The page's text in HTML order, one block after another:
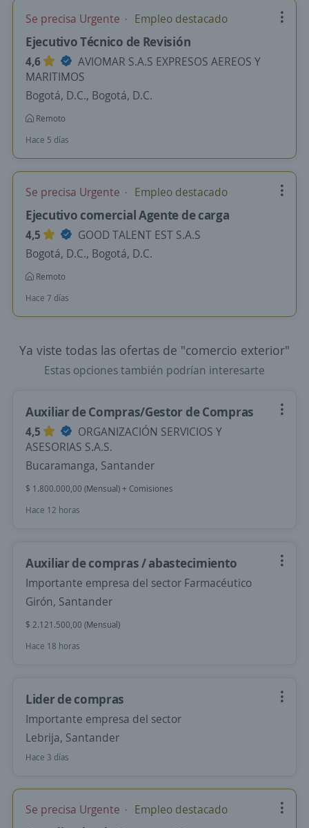
Se precisa Urgente Empleo destacado
Ejecutivo Técnico de Revisión
4,6
AVIOMAR S.A.S EXPRESOS AEREOS Y
MARITIMOS
Bogotá, D.C., Bogotá, D.C.
Remoto
Hace 5 días
Se precisa Urgente Empleo destacado
Ejecutivo comercial Agente de carga
4,5
GOOD TALENT EST S.A.S
Bogotá, D.C., Bogotá, D.C.
Remoto
Hace 7 días
Ya viste todas las ofertas de "comercio exterior"
Estas opciones también podrían interesarte
Auxiliar de Compras/Gestor de Compras
4,5
ORGANIZACIÓN SERVICIOS Y
ASESORIAS S.A.S.
Bucaramanga, Santander
$ 1.800.000,00 (Mensual) + Comisiones
Hace 12 horas
Auxiliar de compras / abastecimiento
Importante empresa del sector Farmacéutico
Girón, Santander
$ 2.121.500,00 (Mensual)
Hace 18 horas
Lider de compras
Importante empresa del sector
Lebrija, Santander
Hace 3 días
Se precisa Urgente Empleo destacado